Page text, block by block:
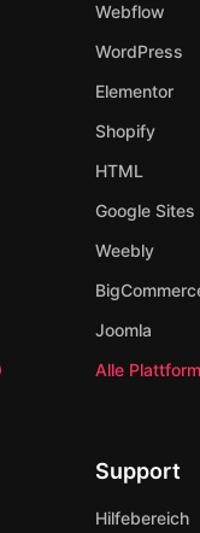
Webflow
WordPress
Elementor
Shopify
HTML
Google Sites
Weebly
Joomla
Alle
Support
Hilfebereich